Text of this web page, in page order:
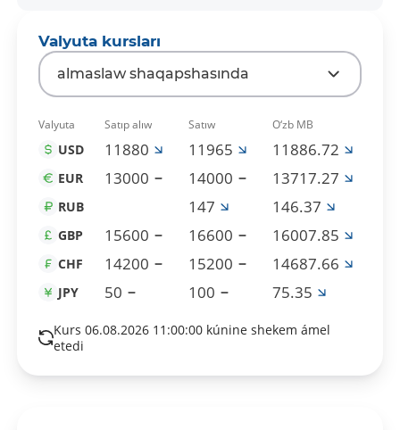
Valyuta kursları
almaslaw shaqapshasında
Valyuta Satıp alıw Satıw O‘zb MB
USD 11880 11965 11886.72
EUR 13000 14000 13717.27
RUB 147 146.37
GBP 15600 16600 16007.85
CHF 14200 15200 14687.66
JPY 50 100 75.35
Kurs 06.08.2026 11:00:00 kúnine shekem ámel
etedi